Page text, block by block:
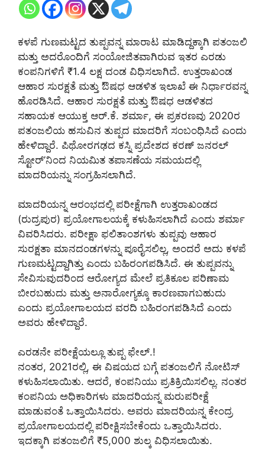
ಕಳಪೆ ಗುಣಮಟ್ಟದ ತುಪ್ಪವನ್ನ ಮಾರಾಟ ಮಾಡಿದ್ದಕ್ಕಾಗಿ ಪತಂಜಲಿ
ಮತ್ತು ಅದರೊಂದಿಗೆ ಸಂಯೋಜಿತವಾಗಿರುವ ಇತರ ಎರಡು
ಕಂಪನಿಗಳಿಗೆ ₹1.4 ಲಕ್ಷ ದಂಡ ವಿಧಿಸಲಾಗಿದೆ. ಉತ್ತರಾಖಂಡ
ಆಹಾರ ಸುರಕ್ಷತೆ ಮತ್ತು ಔಷಧ ಆಡಳಿತ ಇಲಾಖೆ ಈ ನಿರ್ಧಾರವನ್ನ
ಹೊರಡಿಸಿದೆ. ಆಹಾರ ಸುರಕ್ಷತೆ ಮತ್ತು ಔಷಧ ಆಡಳಿತದ
ಸಹಾಯಕ ಆಯುಕ್ತ ಆರ್.ಕೆ. ಶರ್ಮಾ, ಈ ಪ್ರಕರಣವು 2020ರ
ಪತಂಜಲಿಯ ಹಸುವಿನ ತುಪ್ಪದ ಮಾದರಿಗೆ ಸಂಬಂಧಿಸಿದೆ ಎಂದು
ಹೇಳಿದ್ದಾರೆ. ಪಿಥೋರಗಢದ ಕಸ್ನಿ ಪ್ರದೇಶದ ಕರಣ್ ಜನರಲ್
ಸ್ಟೋರ್‌’ನಿಂದ ನಿಯಮಿತ ತಪಾಸಣೆಯ ಸಮಯದಲ್ಲಿ
ಮಾದರಿಯನ್ನು ಸಂಗ್ರಹಿಸಲಾಗಿದೆ.
ಮಾದರಿಯನ್ನ ಆರಂಭದಲ್ಲಿ ಪರೀಕ್ಷೆಗಾಗಿ ಉತ್ತರಾಖಂಡದ
(ರುದ್ರಪುರ) ಪ್ರಯೋಗಾಲಯಕ್ಕೆ ಕಳುಹಿಸಲಾಗಿದೆ ಎಂದು ಶರ್ಮಾ
ವಿವರಿಸಿದರು. ಪರೀಕ್ಷಾ ಫಲಿತಾಂಶಗಳು ತುಪ್ಪವು ಆಹಾರ
ಸುರಕ್ಷತಾ ಮಾನದಂಡಗಳನ್ನು ಪೂರೈಸಲಿಲ್ಲ, ಅಂದರೆ ಅದು ಕಳಪೆ
ಗುಣಮಟ್ಟದ್ದಾಗಿತ್ತು ಎಂದು ಬಹಿರಂಗಪಡಿಸಿದೆ. ಈ ತುಪ್ಪವನ್ನು
ಸೇವಿಸುವುದರಿಂದ ಆರೋಗ್ಯದ ಮೇಲೆ ಪ್ರತಿಕೂಲ ಪರಿಣಾಮ
ಬೀರಬಹುದು ಮತ್ತು ಅನಾರೋಗ್ಯಕ್ಕೂ ಕಾರಣವಾಗಬಹುದು
ಎಂದು ಪ್ರಯೋಗಾಲಯದ ವರದಿ ಬಹಿರಂಗಪಡಿಸಿದೆ ಎಂದು
ಅವರು ಹೇಳಿದ್ದಾರೆ.
ಎರಡನೇ ಪರೀಕ್ಷೆಯಲ್ಲೂ ತುಪ್ಪ ಫೇಲ್.!
ನಂತರ, 2021ರಲ್ಲಿ, ಈ ವಿಷಯದ ಬಗ್ಗೆ ಪತಂಜಲಿಗೆ ನೋಟಿಸ್
ಕಳುಹಿಸಲಾಯಿತು. ಆದರೆ, ಕಂಪನಿಯು ಪ್ರತಿಕ್ರಿಯಿಸಲಿಲ್ಲ. ನಂತರ
ಕಂಪನಿಯ ಅಧಿಕಾರಿಗಳು ಮಾದರಿಯನ್ನ ಮರುಪರೀಕ್ಷೆ
ಮಾಡುವಂತೆ ಒತ್ತಾಯಿಸಿದರು. ಅವರು ಮಾದರಿಯನ್ನ ಕೇಂದ್ರ
ಪ್ರಯೋಗಾಲಯದಲ್ಲಿ ಪರೀಕ್ಷಿಸಬೇಕೆಂದು ಒತ್ತಾಯಿಸಿದರು.
ಇದಕ್ಕಾಗಿ ಪತಂಜಲಿಗೆ ₹5,000 ಶುಲ್ಕ ವಿಧಿಸಲಾಯಿತು.